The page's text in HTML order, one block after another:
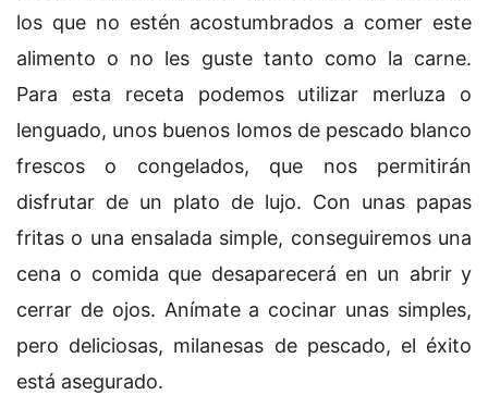
los que no estén acostumbrados a comer este
alimento o no les guste tanto como la carne.
Para esta receta podemos utilizar merluza o
lenguado, unos buenos lomos de pescado blanco
frescos o congelados, que nos permitirán
disfrutar de un plato de lujo. Con unas papas
fritas o una ensalada simple, conseguiremos una
cena o comida que desaparecerá en un abrir y
cerrar de ojos. Anímate a cocinar unas simples,
pero deliciosas, milanesas de pescado, el éxito
está asegurado.